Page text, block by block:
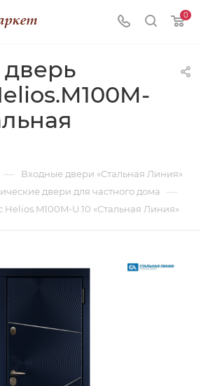
0
— Входные двери «Стальная Линия»
двери для частного дома —
Helios.M100M-U.10 «Стальная Линия»